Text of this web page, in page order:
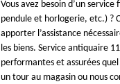
Vous avez besoin d’un
pendule et horlogerie, etc.) ?
apporter l’assistance
les biens. Service antiquaire
performantes et assurées
un tour au magasin ou nous